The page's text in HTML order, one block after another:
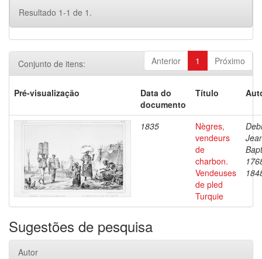
Resultado 1-1 de 1.
Anterior 1 Próximo
Conjunto de itens:
Pré-visualização
Data do
documento
Título
1835
Nègres,
vendeurs
de
charbon.
Vendeuses
de pled
Turquie
Sugestões de pesquisa
Autor